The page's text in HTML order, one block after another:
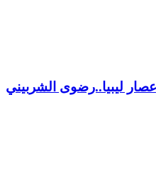
ليبيا..رضوى الشربيني